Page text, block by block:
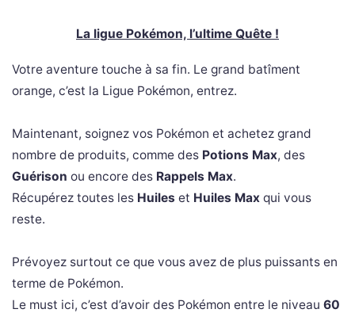
La ligue Pokémon, l’ultime Quête !
Votre aventure touche à sa fin. Le grand batîment
orange, c’est la Ligue Pokémon, entrez.
Maintenant, soignez vos Pokémon et achetez grand
nombre de produits, comme des Potions Max, des
Guérison ou encore des Rappels Max.
Récupérez toutes les Huiles et Huiles Max qui vous
reste.
Prévoyez surtout ce que vous avez de plus puissants en
terme de Pokémon.
Le must ici, c’est d’avoir des Pokémon entre le niveau 60